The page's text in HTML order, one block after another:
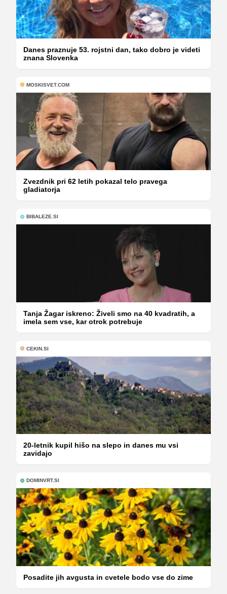
Danes praznuje 53. rojstni dan, tako dobro je videti
znana Slovenka
MOSKISVET.COM
Zvezdnik pri 62 letih pokazal telo pravega
gladiatorja
BIBALEZE.SI
Tanja Žagar iskreno: Živeli smo na 40 kvadratih, a
imela sem vse, kar otrok potrebuje
CEKIN.SI
20-letnik kupil hišo na slepo in danes mu vsi
zavidajo
DOMINVRT.SI
Posadite jih avgusta in cvetele bodo vse do zime